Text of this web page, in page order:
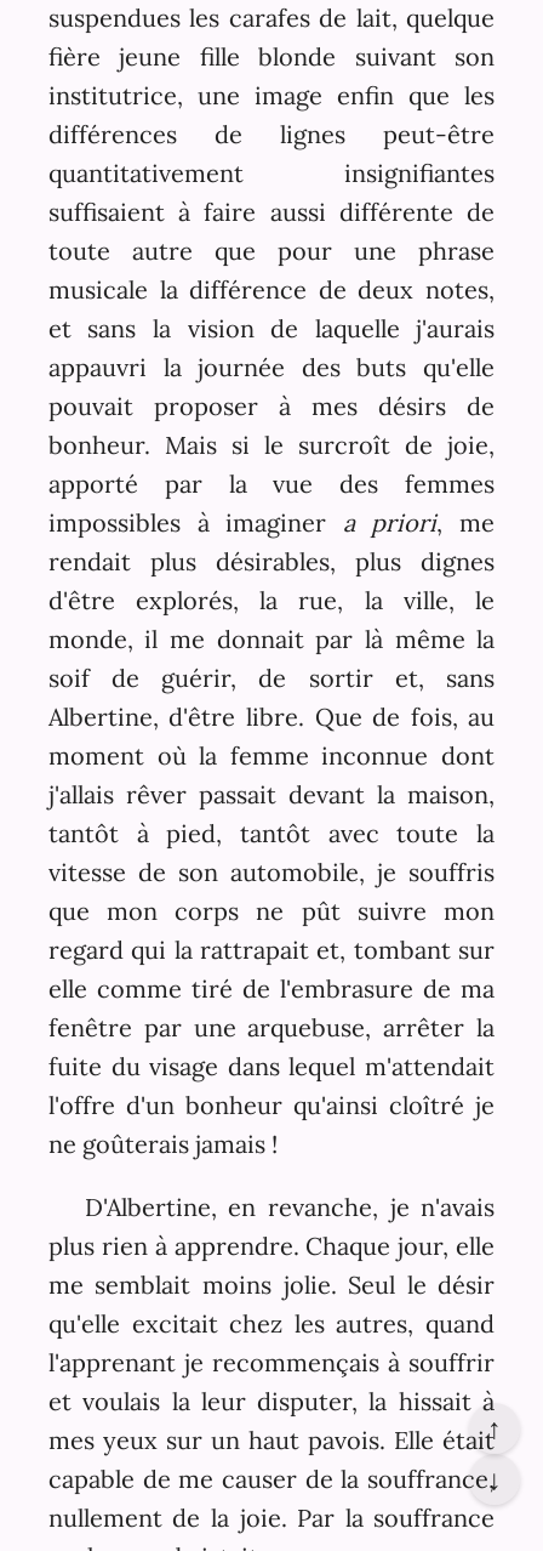
suspendues les carafes de lait, quelque
fière jeune fille blonde suivant son
institutrice, une image enfin que les
différences de lignes peut-être
quantitativement insignifiantes
suffisaient à faire aussi différente de
toute autre que pour une phrase
musicale la différence de deux notes,
et sans la vision de laquelle j'aurais
appauvri la journée des buts qu'elle
pouvait proposer à mes désirs de
bonheur. Mais si le surcroît de joie,
apporté par la vue des femmes
impossibles à imaginer a priori, me
rendait plus désirables, plus dignes
d'être explorés, la rue, la ville, le
monde, il me donnait par là même la
soif de guérir, de sortir et, sans
Albertine, d'être libre. Que de fois, au
moment où la femme inconnue dont
j'allais rêver passait devant la maison,
tantôt à pied, tantôt avec toute la
vitesse de son automobile, je souffris
que mon corps ne pût suivre mon
regard qui la rattrapait et, tombant sur
elle comme tiré de l'embrasure de ma
fenêtre par une arquebuse, arrêter la
fuite du visage dans lequel m'attendait
l'offre d'un bonheur qu'ainsi cloîtré je
ne goûterais jamais !
D'Albertine, en revanche, je n'avais
plus rien à apprendre. Chaque jour, elle
me semblait moins jolie. Seul le désir
qu'elle excitait chez les autres, quand
l'apprenant je recommençais à souffrir
et voulais la leur disputer, la hissait à
mes yeux sur un haut pavois. Elle était
capable de me causer de la souffrance,
nullement de la joie. Par la souffrance
↑
↓